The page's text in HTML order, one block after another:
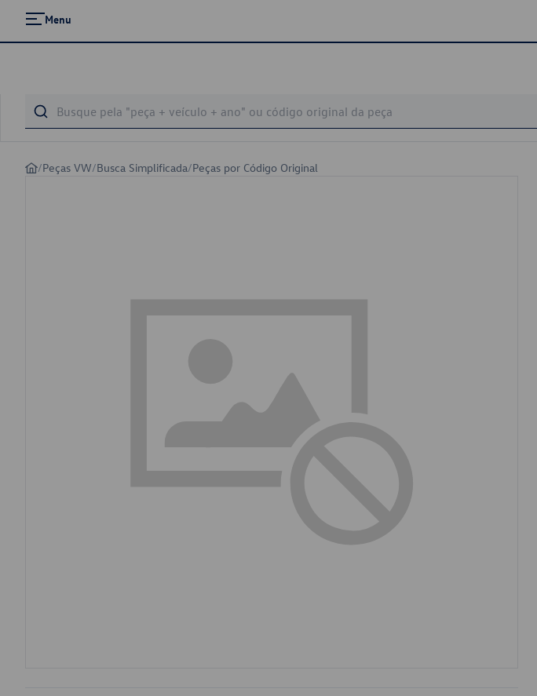
Menu
/Peças VW/Busca Simplificada/Peças por Código Original